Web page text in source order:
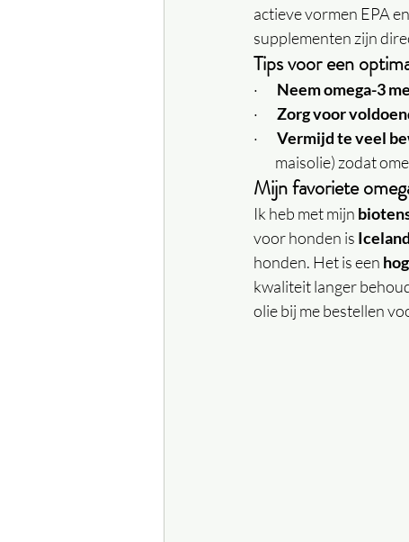
actieve vormen EPA
supplementen zijn
Tips voor een
· Neem omega-3
· Zorg voor
· Vermijd te veel
maisolie)
Mijn favoriete
Ik heb met mijn
voor honden is
honden. Het is een
kwaliteit langer
olie bij me bestellen